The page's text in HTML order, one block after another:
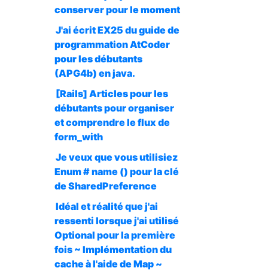
conserver pour le moment
J'ai écrit EX25 du guide de
programmation AtCoder
pour les débutants
(APG4b) en java.
[Rails] Articles pour les
débutants pour organiser
et comprendre le flux de
form_with
Je veux que vous utilisiez
Enum # name () pour la clé
de SharedPreference
Idéal et réalité que j'ai
ressenti lorsque j'ai utilisé
Optional pour la première
fois ~ Implémentation du
cache à l'aide de Map ~